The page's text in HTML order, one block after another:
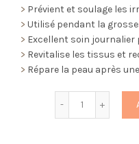
> Prévient et soulage les
> Utilisé pendant la
> Excellent soin journalier
> Revitalise les tissus et
> Répare la peau après